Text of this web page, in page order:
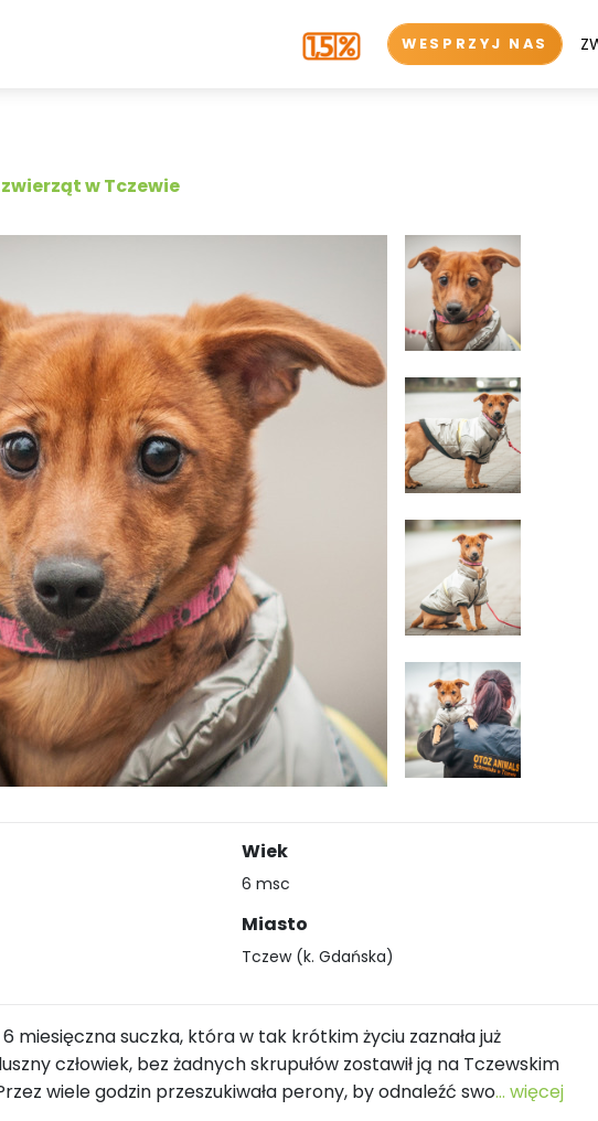
WESPRZYJ NAS
w Tczewie
Wiek
6 msc
Miasto
Tczew (k. Gdańska)
miesięczna suczka, która w tak krótkim życiu zaznała już
człowiek, bez żadnych skrupułów zostawił ją na Tczewskim
wiele godzin przeszukiwała perony, by odnaleźć swo... więcej